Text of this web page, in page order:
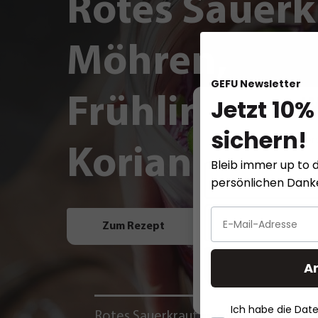
Rotes
Möhren,
Koriander
Zum Rezept
Diese Website
GEFU Newsletter
Jetzt
sichern!
Bleib immer up to
persönlichen
Ich habe die